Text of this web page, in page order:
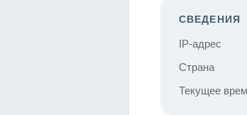
СВЕДЕНИЯ
IP-адрес
Страна
Текущее